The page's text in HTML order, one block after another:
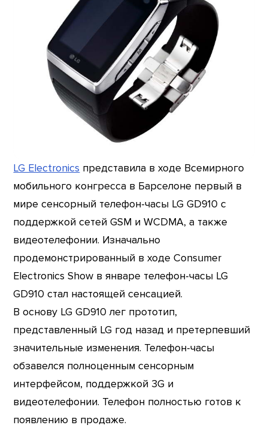
LG Electronics представила в ходе Всемирного
мобильного конгресса в Барселоне первый в
мире сенсорный телефон-часы LG GD910 с
поддержкой сетей GSM и WCDMA, а также
видеотелефонии. Изначально
продемонстрированный в ходе Consumer
Electronics Show в январе телефон-часы LG
GD910 стал настоящей сенсацией.
В основу LG GD910 лег прототип,
представленный LG год назад и претерпевший
значительные изменения. Телефон-часы
обзавелся полноценным сенсорным
интерфейсом, поддержкой 3G и
видеотелефонии. Телефон полностью готов к
появлению в продаже.